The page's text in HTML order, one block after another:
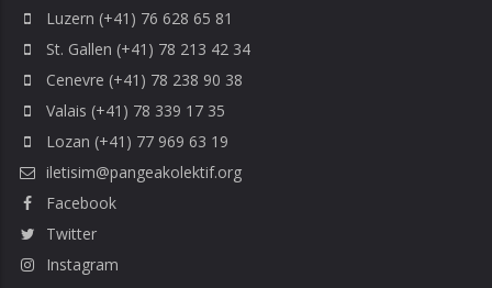
Luzern (+41) 76 628 65 81
St. Gallen (+41) 78 213 42 34
Cenevre (+41) 78 238 90 38
Valais (+41) 78 339 17 35
Lozan (+41) 77 969 63 19
iletisim@pangeakolektif.org
Facebook
Twitter
Instagram